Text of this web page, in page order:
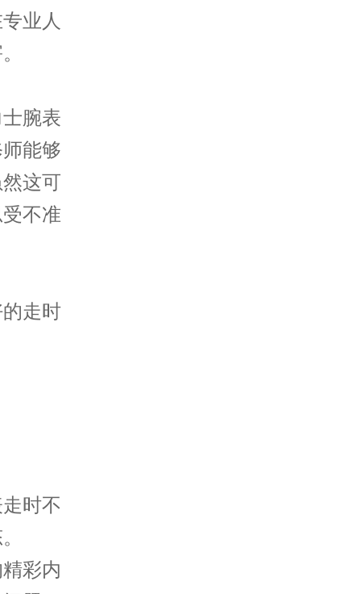
业人
腕表
能够
这可
不准
走时
时不
彩内